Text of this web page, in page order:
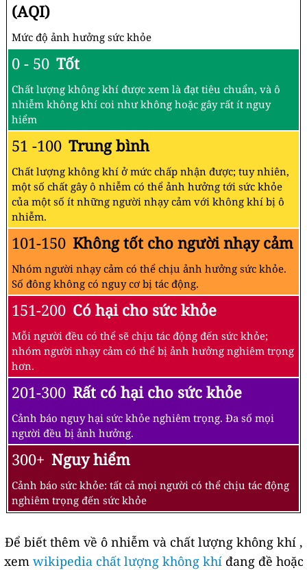
(AQI)
Mức độ ảnh hưởng sức khỏe
0 - 50 Tốt
Chất lượng không khí được xem là đạt tiêu chuẩn, và ô
nhiễm không khí coi như không hoặc gây rất ít nguy
hiểm
51 -100 Trung bình
Chất lượng không khí ở mức chấp nhận được; tuy nhiên,
một số chất gây ô nhiễm có thể ảnh hưởng tới sức khỏe
của một số ít những người nhạy cảm với không khí bị ô
nhiễm.
101-150 Không tốt cho người nhạy cảm
Nhóm người nhạy cảm có thể chịu ảnh hưởng sức khỏe.
Số đông không có nguy cơ bị tác động.
151-200 Có hại cho sức khỏe
Mỗi người đều có thể sẽ chịu tác động đến sức khỏe;
nhóm người nhạy cảm có thể bị ảnh hưởng nghiêm trọng
hơn.
201-300 Rất có hại cho sức khỏe
Cảnh báo nguy hại sức khỏe nghiêm trọng. Đa số mọi
người đều bị ảnh hưởng.
300+ Nguy hiểm
Cảnh báo sức khỏe: tất cả mọi người có thể chịu tác động
nghiêm trọng đến sức khỏe
Để biết thêm về ô nhiễm và chất lượng không khí ,
xem wikipedia chất lượng không khíđang đề hoặc